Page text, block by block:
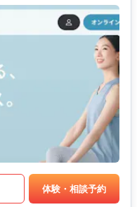
体験・相談予約